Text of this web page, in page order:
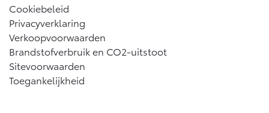
Mirai
WATERSTOF-ELEKTRISCH
Cookiebeleid
Privacyverklaring
Verkoopvoorwaarden
Brandstofverbruik en CO2-uitstoot
Sitevoorwaarden
Toegankelijkheid